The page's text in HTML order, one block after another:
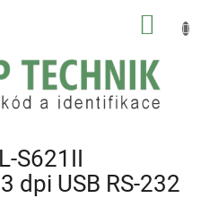
S621II
dpi USB RS-232